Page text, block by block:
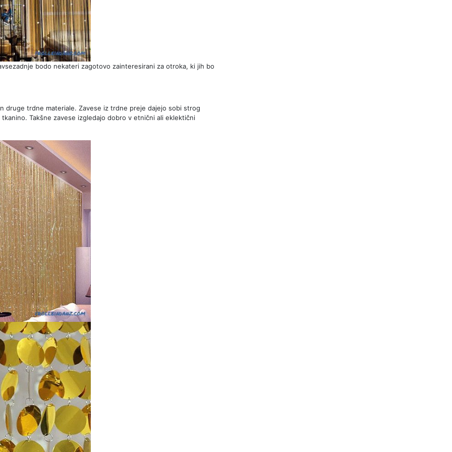
bodo nekateri zagotovo zainteresirani za otroka, ki jih bo
druge trdne materiale. Zavese iz trdne preje dajejo sobi strog
Takšne zavese izgledajo dobro v etnični ali eklektični